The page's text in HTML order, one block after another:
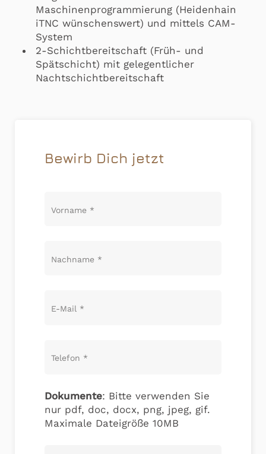
Maschinenprogrammierung (Heidenhain
iTNC wünschenswert) und mittels CAM-
System
2-Schichtbereitschaft (Früh- und
Spätschicht) mit gelegentlicher
Nachtschichtbereitschaft
Bewirb Dich jetzt
Vorname *
Nachname *
E-Mail *
Telefon *
Dokumente: Bitte verwenden Sie
nur pdf, doc, docx, png, jpeg, gif.
Maximale Dateigröße 10MB